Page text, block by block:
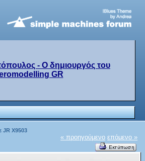
- Ο δημιουργός του
GR
JR X9503
« προηγούμενο επόμενο »